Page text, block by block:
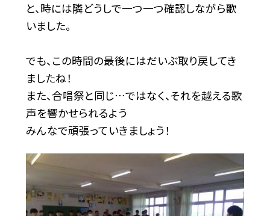
と、時には隣どうしで一つ一つ確認しながら歌
いました。
でも、この時間の最後にはだいぶ取り戻してき
ましたね！
また、合唱祭と同じ…ではなく、それを越える歌
声を響かせられるよう
みんなで頑張っていきましょう！